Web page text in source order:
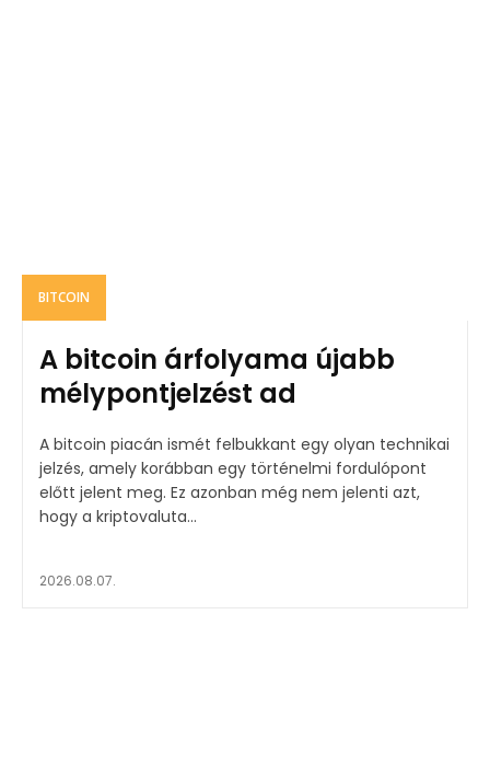
BITCOIN
A bitcoin árfolyama újabb
mélypontjelzést ad
A bitcoin piacán ismét felbukkant egy olyan technikai
jelzés, amely korábban egy történelmi fordulópont
előtt jelent meg. Ez azonban még nem jelenti azt,
hogy a kriptovaluta...
2026.08.07.